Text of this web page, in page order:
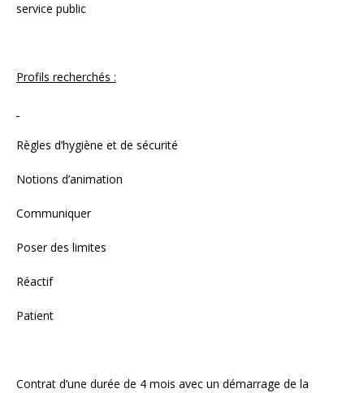
service public
Profils recherchés :
Règles d’hygiène et de sécurité
Notions d’animation
Communiquer
Poser des limites
Réactif
Patient
Contrat d’une durée de 4 mois avec un démarrage de la